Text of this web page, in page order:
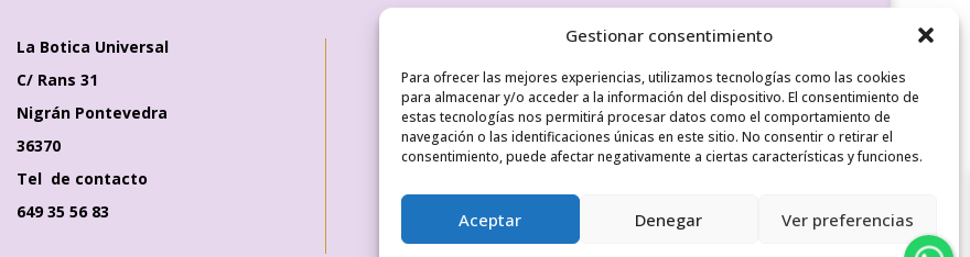
Gestionar consentimiento
Para ofrecer las mejores experiencias, utilizamos tecnologías como las cookies
para almacenar y/o acceder a la información del dispositivo. El consentimiento de
estas tecnologías nos permitirá procesar datos como el comportamiento de
navegación o las identificaciones únicas en este sitio. No consentir o retirar el
consentimiento, puede afectar negativamente a ciertas características y funciones.
Aceptar Denegar Ver preferencias
La Botica Universal
C/ Rans 31
Nigrán Pontevedra
36370
Tel de contacto
649 35 56 83